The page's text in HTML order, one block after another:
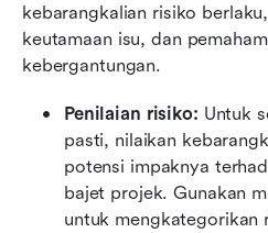
kebarangkalian risiko
keutamaan isu, dan
kebergantungan.
Penilaian risiko: Untuk
pasti, nilaikan
potensi impaknya
bajet projek. Gunakan
untuk mengkategorikan